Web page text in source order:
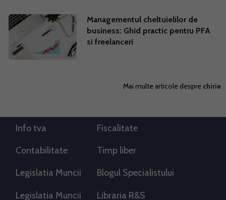
Managementul cheltuielilor de
business: Ghid practic pentru PFA
si freelanceri
Mai multe articole despre chirie
Info tva Fiscalitate
Contabilitate Timp liber
Legislatia Muncii Blogul Specialistului
Legislatia Muncii Libraria R&S